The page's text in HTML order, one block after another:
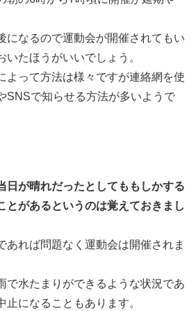
になるので運動会が開催されてもい
いたほうがいいでしょう。
よって方法は様々ですが連絡網を使
SNSで知らせる方法が多いようで
日が晴れだったとしてももしかする
とがあるというのは覚えておきまし
あれば問題なく運動会は開催されま
で水たまりができるような状況であ
止になることもあります。